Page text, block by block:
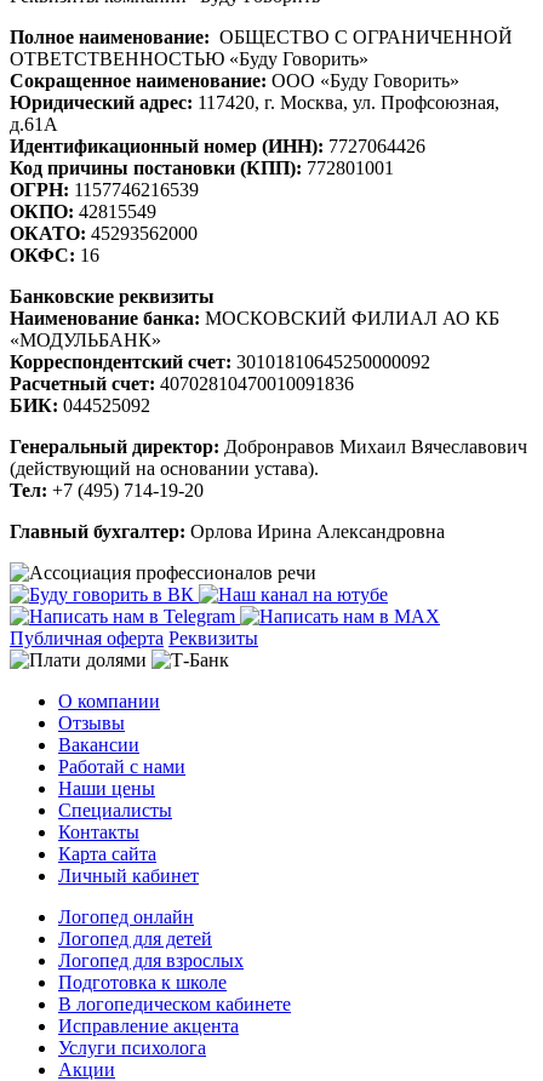
Полное наименование: ОБЩЕСТВО С ОГРАНИЧЕННОЙ
ОТВЕТСТВЕННОСТЬЮ «Буду Говорить»
Сокращенное наименование: ООО «Буду Говорить»
Юридический адрес: 117420, г. Москва, ул. Профсоюзная,
д.61А
Идентификационный номер (ИНН): 7727064426
Код причины постановки (КПП): 772801001
ОГРН: 1157746216539
ОКПО: 42815549
ОКАТО: 45293562000
ОКФС: 16
Банковские реквизиты
Наименование банка: МОСКОВСКИЙ ФИЛИАЛ АО КБ
«МОДУЛЬБАНК»
Корреспондентский счет: 30101810645250000092
Расчетный счет: 40702810470010091836
БИК: 044525092
Генеральный директор: Добронравов Михаил Вячеславович
(действующий на основании устава).
Тел: +7 (495) 714-19-20
Главный бухгалтер: Орлова Ирина Александровна
Публичная оферта Реквизиты
О компании
Отзывы
Вакансии
Работай с нами
Наши цены
Специалисты
Контакты
Карта сайта
Личный кабинет
Логопед онлайн
Логопед для детей
Логопед для взрослых
Подготовка к школе
В логопедическом кабинете
Исправление акцента
Услуги психолога
Акции